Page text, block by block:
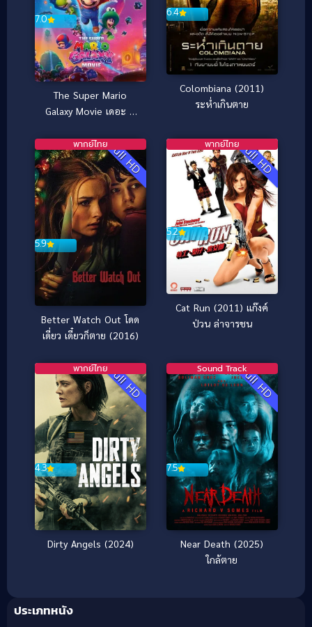
7.0
The Super Mario
Galaxy Movie เดอะ ซู
มูฟวี่ (2026)
6.4
Colombiana (2011)
ระห่ำเกินตาย
Full HD
5.9
พากย์ไทย
Better Watch Out โดด
เดี่ยว เดี๋ยวก็ตาย (2016)
Full HD
5.2
พากย์ไทย
Cat Run (2011) แก๊งค์
ป่วน ล่าจารชน
Full HD
4.3
พากย์ไทย
Dirty Angels (2024)
Full HD
7.5
Sound Track
Near Death (2025)
ใกล้ตาย
ประเภทหนัง